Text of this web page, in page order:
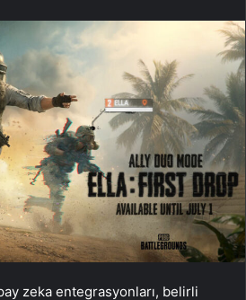
zeka entegrasyonları, belirli